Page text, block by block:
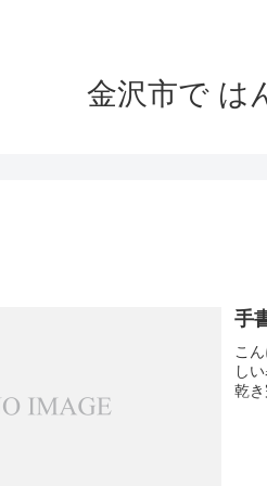
金沢市で は
手
こ
し
乾